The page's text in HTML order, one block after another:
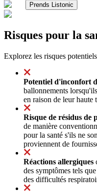
Prends Listonic
Risques pour la
Explorez les risques
Potentiel d'inconfort
ballonnements
en raison de leur haute
Risque de résidus de
de manière
pour la santé s'ils ne
proviennent de
Réactions allergiques
des symptômes tels
des difficultés